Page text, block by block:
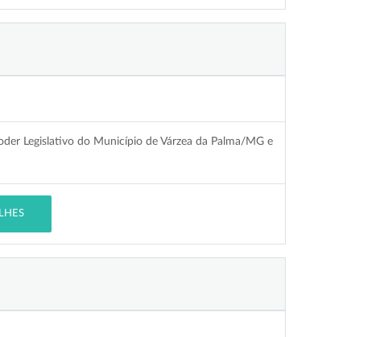
Legislativo do Município de Várzea da Palma/MG e